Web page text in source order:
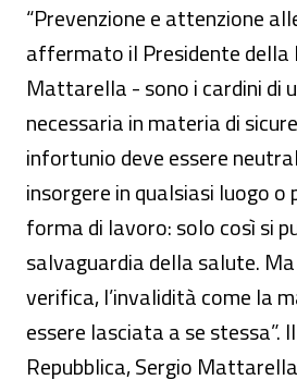
“Prevenzione e attenzione
affermato il Presidente della
Mattarella - sono i cardini di
necessaria in materia di
infortunio deve essere
insorgere in qualsiasi luogo o
forma di lavoro: solo così si
salvaguardia della salute.
verifica, l’invalidità come la
essere lasciata a se stessa”.
Repubblica, Sergio